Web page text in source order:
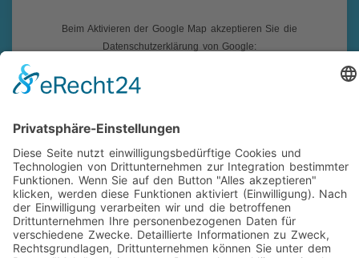
Beim Aktivieren der Google Map akzeptieren Sie die
Datenschutzerklärung von Google:
Impressum|Datenschutz|Folgen Sie uns auf Facebook!
Social-Media Datenschutz